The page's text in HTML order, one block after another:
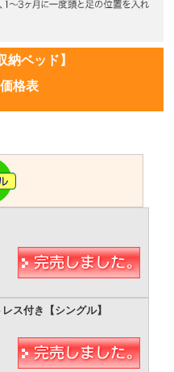
納ベッド】
格表